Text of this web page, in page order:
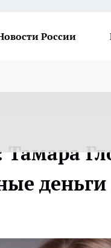
России
деньги